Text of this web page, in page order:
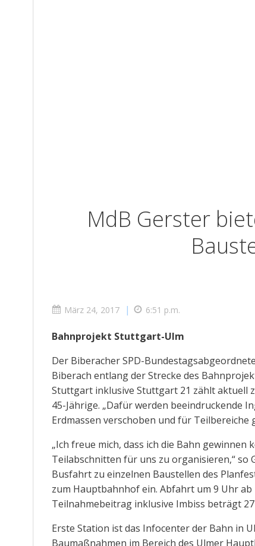
MdB Gerster
März 24, 2017 | 6:51 p.m.
Bahnprojekt Stuttgart-Ulm
Der Biberacher SPD-
Biberach entlang der Strecke des
Stuttgart inklusive Stuttgart 21 zählt aktuell
45-Jährige. „Dafür werden beeindruckende
Erdmassen verschoben und für
„Ich freue mich, dass ich die Bahn
Teilabschnitten für uns zu organisieren,“ so
Busfahrt zu einzelnen Baustellen des
zum Hauptbahnhof ein. Abfahrt um 9 Uhr
Teilnahmebeitrag inklusive Imbiss beträgt
Erste Station ist das Infocenter der Bahn in
Baumaßnahmen im Bereich des Ulmer